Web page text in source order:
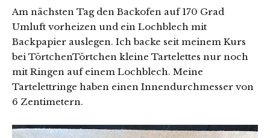
Am nächsten Tag den Backofen auf 170 Grad
Umluft vorheizen und ein Lochblech mit
Backpapier auslegen. Ich backe seit meinem Kurs
bei TörtchenTörtchen kleine Tartelettes nur noch
mit Ringen auf einem Lochblech. Meine
Tartelettringe haben einen Innendurchmesser von
6 Zentimetern.